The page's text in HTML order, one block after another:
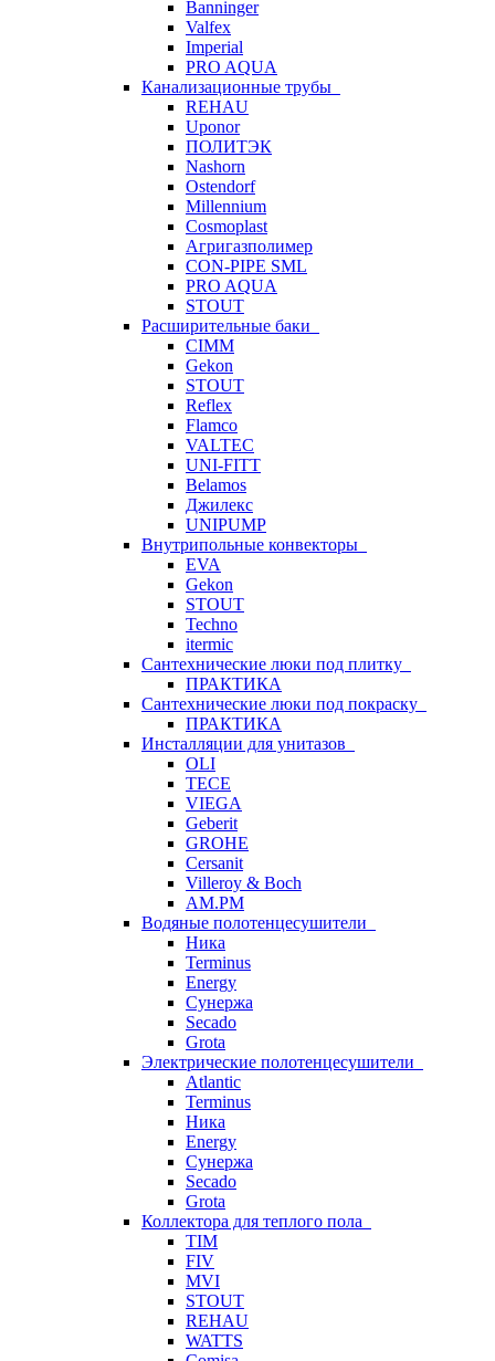
Banninger
Valfex
Imperial
PRO AQUA
Канализационные трубы
REHAU
Uponor
ПОЛИТЭК
Nashorn
Ostendorf
Millennium
Cosmoplast
Агригазполимер
CON-PIPE SML
PRO AQUA
STOUT
Расширительные баки
CIMM
Gekon
STOUT
Reflex
Flamco
VALTEC
UNI-FITT
Belamos
Джилекс
UNIPUMP
Внутрипольные конвекторы
EVA
Gekon
STOUT
Techno
itermic
Сантехнические люки под плитку
ПРАКТИКА
Сантехнические люки под покраску
ПРАКТИКА
Инсталляции для унитазов
OLI
TECE
VIEGA
Geberit
GROHE
Cersanit
Villeroy & Boch
AM.PM
Водяные полотенцесушители
Ника
Terminus
Energy
Сунержа
Secado
Grota
Электрические полотенцесушители
Atlantic
Terminus
Ника
Energy
Сунержа
Secado
Grota
Коллектора для теплого пола
TIM
FIV
MVI
STOUT
REHAU
WATTS